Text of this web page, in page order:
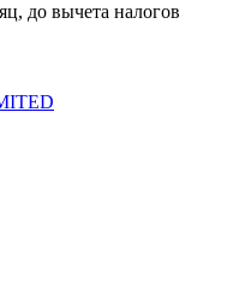
до вычета налогов